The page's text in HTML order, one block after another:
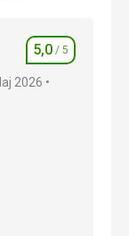
Ocena
5,0 / 5
2026